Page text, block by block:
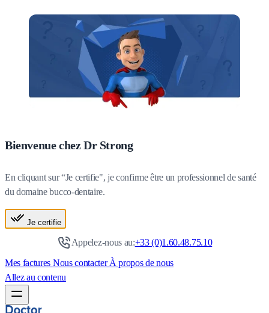
Bienvenue chez Dr Strong
En cliquant sur “Je certifie", je confirme être un professionnel de santé
du domaine bucco-dentaire.
Je certifie
Appelez-nous au:+33 (0)1.60.48.75.10
Mes factures Nous contacterÀ propos de nous
Allez au contenu